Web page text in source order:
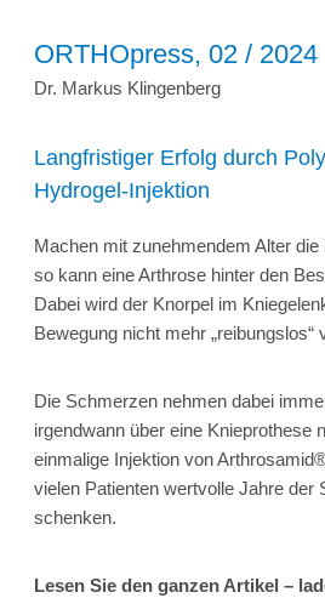
ORTHOpress, 02 / 2024
Dr. Markus Klingenberg
Langfristiger Erfolg durch
Hydrogel-Injektion
Machen mit zunehmendem Alter
so kann eine Arthrose hinter den
Dabei wird der Knorpel im
Bewegung nicht mehr „reibungslos“
Die Schmerzen nehmen dabei
irgendwann über eine Knieprothese
einmalige Injektion von
vielen Patienten wertvolle Jahre der
schenken.
Lesen Sie den ganzen Artikel –